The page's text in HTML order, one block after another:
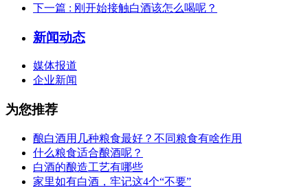
下一篇 : 刚开始接触白酒该怎么喝呢？
新闻动态
媒体报道
企业新闻
为您推荐
酿白酒用几种粮食最好？不同粮食有啥作用
什么粮食适合酿酒呢？
白酒的酿造工艺有哪些
家里如有白酒，牢记这4个“不要”